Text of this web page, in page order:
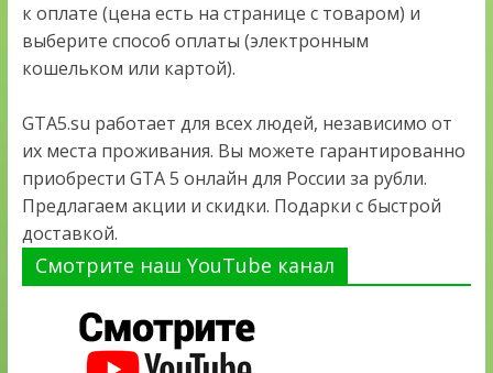
к оплате (цена есть на странице с товаром) и
выберите способ оплаты (электронным
кошельком или картой).
GTA5.su работает для всех людей, независимо от
их места проживания. Вы можете гарантированно
приобрести GTA 5 онлайн для России за рубли.
Предлагаем акции и скидки. Подарки с быстрой
доставкой.
Смотрите наш YouTube канал